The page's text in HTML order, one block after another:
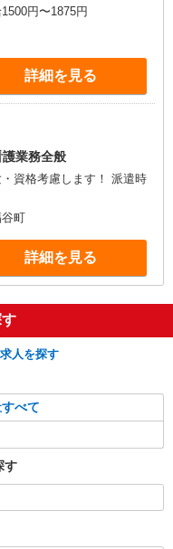
円〜1875円
詳細を見る
業務全般
資格考慮します！ 派遣時
町
詳細を見る
人を探す
べて
す